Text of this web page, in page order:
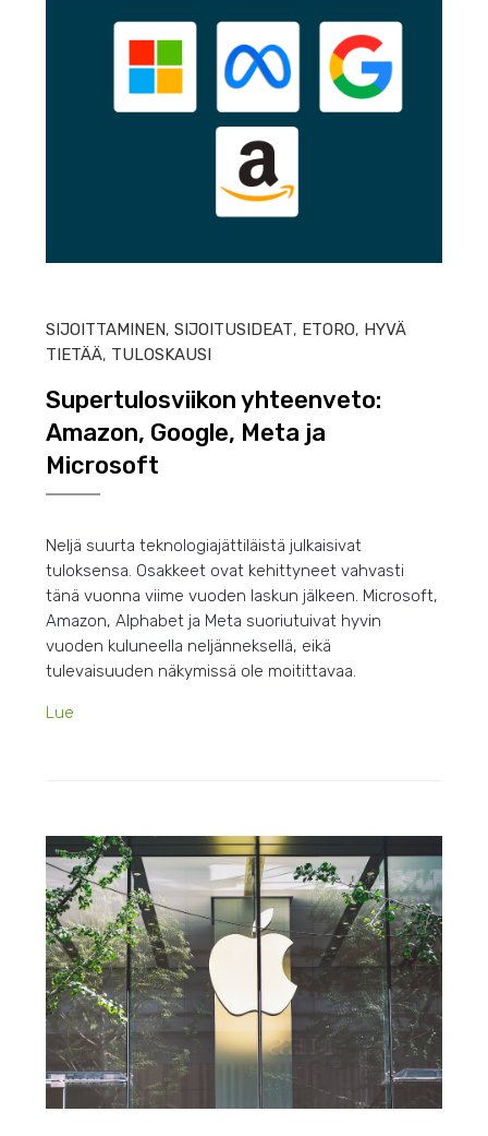
SIJOITTAMINEN,SIJOITUSIDEAT, ETORO, HYVÄ
TIETÄÄ, TULOSKAUSI
Supertulosviikon yhteenveto:
Amazon, Google, Meta ja
Microsoft
Neljä suurta teknologiajättiläistä julkaisivat
tuloksensa. Osakkeet ovat kehittyneet vahvasti
tänä vuonna viime vuoden laskun jälkeen. Microsoft,
Amazon, Alphabet ja Meta suoriutuivat hyvin
vuoden kuluneella neljänneksellä, eikä
tulevaisuuden näkymissä ole moitittavaa.
Lue